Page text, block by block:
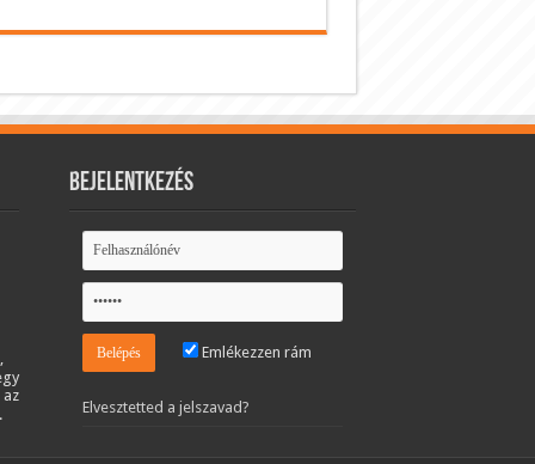
Bejelentkezés
Emlékezzen rám
Elvesztetted a jelszavad?